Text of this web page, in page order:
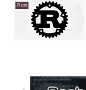
Rust